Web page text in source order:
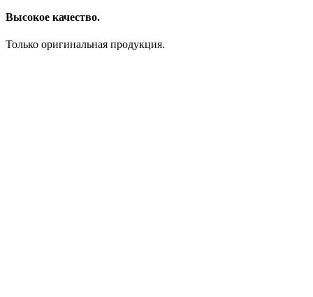
Высокое качество.
Только оригинальная продукция.